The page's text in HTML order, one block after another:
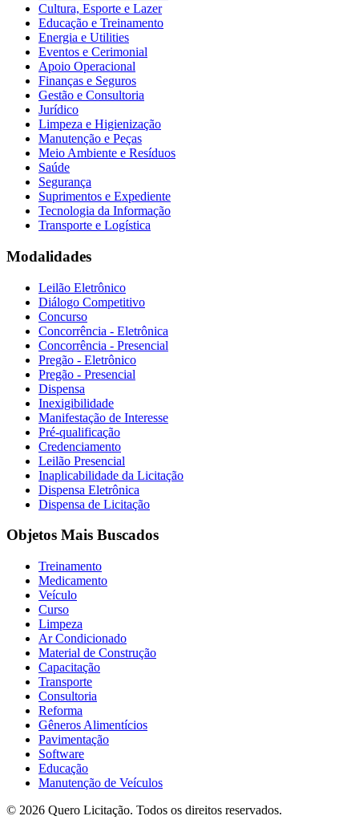
Cultura, Esporte e Lazer
Educação e Treinamento
Energia e Utilities
Eventos e Cerimonial
Apoio Operacional
Finanças e Seguros
Gestão e Consultoria
Jurídico
Limpeza e Higienização
Manutenção e Peças
Meio Ambiente e Resíduos
Saúde
Segurança
Suprimentos e Expediente
Tecnologia da Informação
Transporte e Logística
Modalidades
Leilão Eletrônico
Diálogo Competitivo
Concurso
Concorrência - Eletrônica
Concorrência - Presencial
Pregão - Eletrônico
Pregão - Presencial
Dispensa
Inexigibilidade
Manifestação de Interesse
Pré-qualificação
Credenciamento
Leilão Presencial
Inaplicabilidade da Licitação
Dispensa Eletrônica
Dispensa de Licitação
Objetos Mais Buscados
Treinamento
Medicamento
Veículo
Curso
Limpeza
Ar Condicionado
Material de Construção
Capacitação
Transporte
Consultoria
Reforma
Gêneros Alimentícios
Pavimentação
Software
Educação
Manutenção de Veículos
© 2026 Quero Licitação. Todos os direitos reservados.